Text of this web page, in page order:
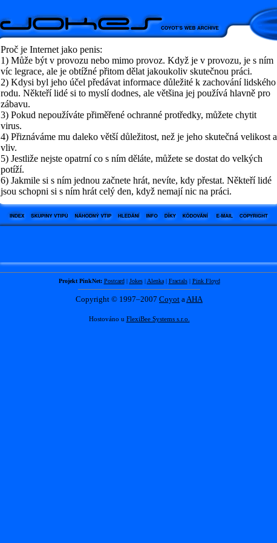
Proč je Internet jako penis:
1) Může být v provozu nebo mimo provoz. Když je v provozu, je s ním
víc legrace, ale je obtížné přitom dělat jakoukoliv skutečnou práci.
2) Kdysi byl jeho účel předávat informace důležité k zachování lidského
rodu. Někteří lidé si to myslí dodnes, ale většina jej používá hlavně pro
zábavu.
3) Pokud nepoužíváte přiměřené ochranné protředky, můžete chytit
virus.
4) Přiznáváme mu daleko větší důležitost, než je jeho skutečná velikost a
vliv.
5) Jestliže nejste opatrní co s ním děláte, můžete se dostat do velkých
potíží.
6) Jakmile si s ním jednou začnete hrát, nevíte, kdy přestat. Někteří lidé
jsou schopni si s ním hrát celý den, když nemají nic na práci.
Projekt PinkNet: Postcard| Jokes| Alenka| Fractals| Pink Floyd
Copyright © 1997–2007 Coyot aAHA
Hostováno u FlexiBee Systems s.r.o.